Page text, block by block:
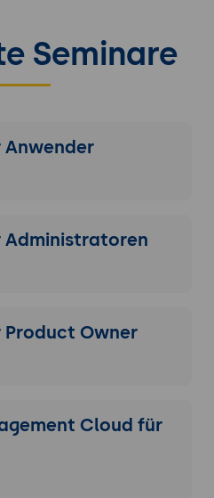
Seminare
Owner
Cloud für